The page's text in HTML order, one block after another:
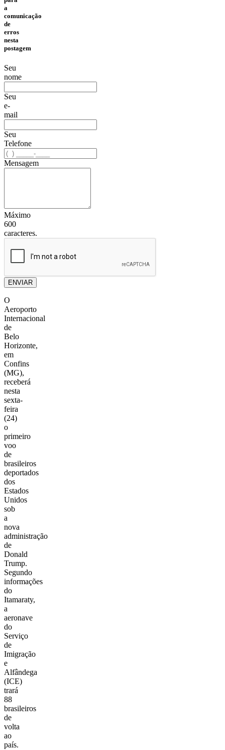
a
comunicação
de
erros
nesta
postagem
Seu
nome
Seu
e-
mail
Seu
Telefone
Mensagem
Máximo
600
caracteres.
ENVIAR
O
Aeroporto
Internacional
de
Belo
Horizonte,
em
Confins
(MG),
receberá
nesta
sexta-
feira
(24)
o
primeiro
voo
de
brasileiros
deportados
dos
Estados
Unidos
sob
a
nova
administração
de
Donald
Trump.
Segundo
informações
do
Itamaraty,
a
aeronave
do
Serviço
de
Imigração
e
Alfândega
(ICE)
trará
88
brasileiros
de
volta
ao
país.